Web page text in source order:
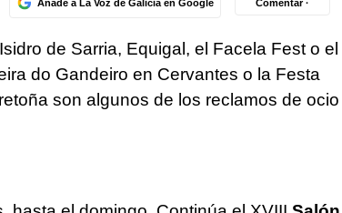
Añade a La Voz de Galicia en Google Comentar ·
de Sarria, Equigal, el Facela Fest o el
do Gandeiro en Cervantes o la Festa
son algunos de los reclamos de ocio